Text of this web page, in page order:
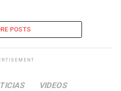
POSTS
VIDEOS